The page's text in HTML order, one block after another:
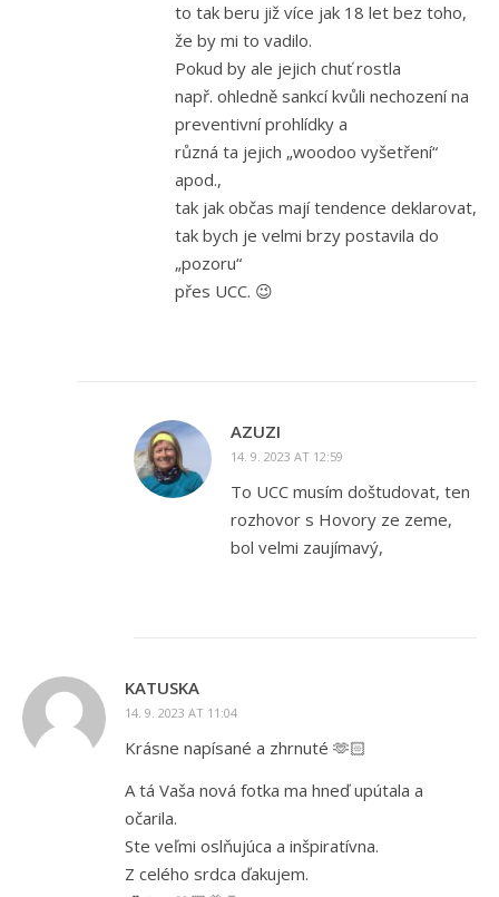
to tak beru již více jak 18 let bez toho,
že by mi to vadilo.
Pokud by ale jejich chuť rostla
např. ohledně sankcí kvůli nechození na
preventivní prohlídky a
různá ta jejich „woodoo vyšetření“
apod.,
tak jak občas mají tendence deklarovat,
tak bych je velmi brzy postavila do
„pozoru“
přes UCC. 😉
AZUZI
14. 9. 2023 AT 12:59
To UCC musím doštudovat, ten
rozhovor s Hovory ze zeme,
bol velmi zaujímavý,
KATUSKA
14. 9. 2023 AT 11:04
Krásne napísané a zhrnuté 🫶🏻
A tá Vaša nová fotka ma hneď upútala a
očarila.
Ste veľmi oslňujúca a inšpiratívna.
Z celého srdca ďakujem.